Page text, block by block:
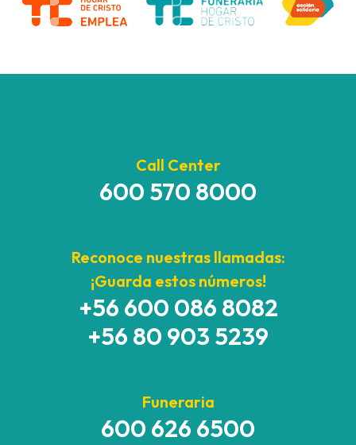
Call Center
600 570 8000
Reconoce nuestras llamadas:
¡Guarda estos números!
+56 600 086 8082
+56 80 903 5239
Funeraria
600 626 6500